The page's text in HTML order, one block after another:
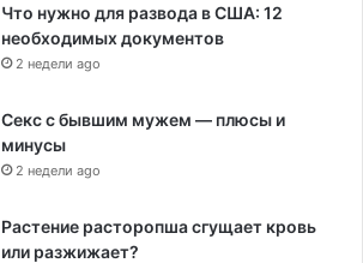
Что нужно для развода в США: 12
необходимых документов
2 недели ago
Секс с бывшим мужем — плюсы и
минусы
2 недели ago
Растение расторопша сгущает кровь
или разжижает?